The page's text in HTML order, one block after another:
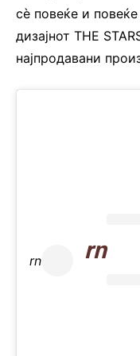
сè повеќе и
дизајнот THE
најпродавани
rn rn